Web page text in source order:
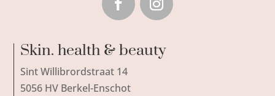
Skin. health & beauty
Sint Willibrordstraat 14
5056 HV Berkel-Enschot